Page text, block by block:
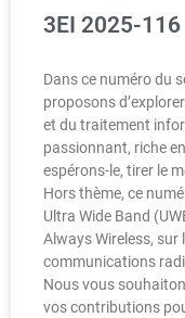
3EI 2025-116
Dans ce numéro du
proposons
et du traitement
passionnant, riche
espérons-le, tirer le
Hors thème, ce
Ultra Wide Band
Always Wireless, sur
communications
Nous vous
vos contributions